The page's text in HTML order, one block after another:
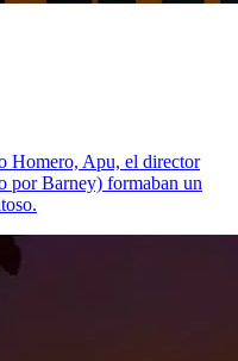
Homero, Apu, el director
por Barney) formaban un